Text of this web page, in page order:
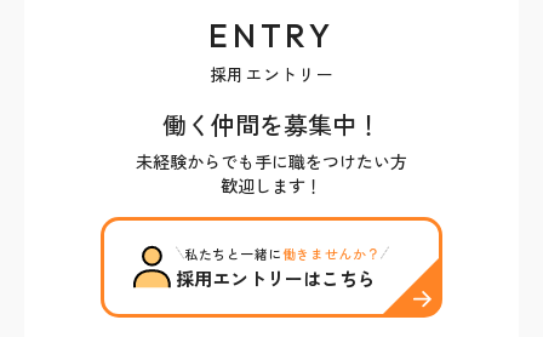
ENTRY
採用エントリー
働く仲間を募集中！
未経験からでも手に職をつけたい方
歓迎します！
私たちと一緒に働きませんか？
採用エントリーはこちら